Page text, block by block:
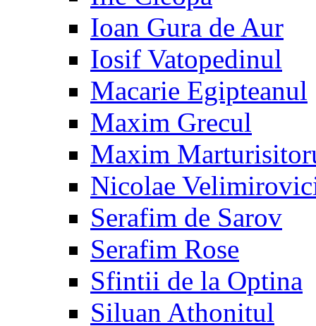
Ioan Gura de Aur
Iosif Vatopedinul
Macarie Egipteanul
Maxim Grecul
Maxim
Nicolae
Serafim de Sarov
Serafim Rose
Sfintii de la Optina
Siluan Athonitul